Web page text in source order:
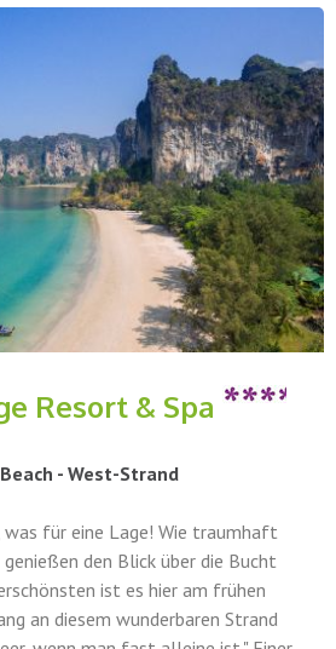
Resort & Spa
- West-Strand
was für eine Lage! Wie traumhaft
den Blick über die Bucht
ist es hier am frühen
an diesem wunderbaren Strand